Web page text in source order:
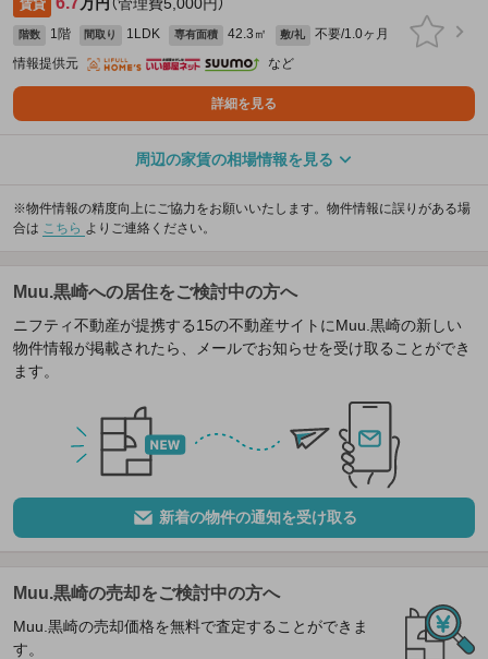
賃貸
階数 1階 間取り 1LDK 専有面積 42.3㎡ 敷/礼
不要/1.0ヶ月
情報提供元
など
詳細を見る
周辺の家賃の相場情報を見る
※物件情報の精度向上にご協力をお願いいたします。物件情報に誤りがある場
合は こちら よりご連絡ください。
Muu.黒崎への居住をご検討中の方へ
ニフティ不動産が提携する15の不動産サイトにMuu.黒崎の新しい
物件情報が掲載されたら、メールでお知らせを受け取ることができ
ます。
新着の物件の通知を受け取る
Muu.黒崎の売却をご検討中の方へ
Muu.黒崎の売却価格を無料で査定することができま
す。